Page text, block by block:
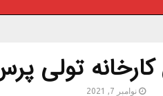
کارخانه تولی
نوامبر 7, 2021